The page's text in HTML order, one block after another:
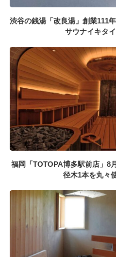
渋谷の銭湯「改良湯」創業111
サウナイキタ
福岡「TOTOPA博多駅前店」8
径木1本を丸々